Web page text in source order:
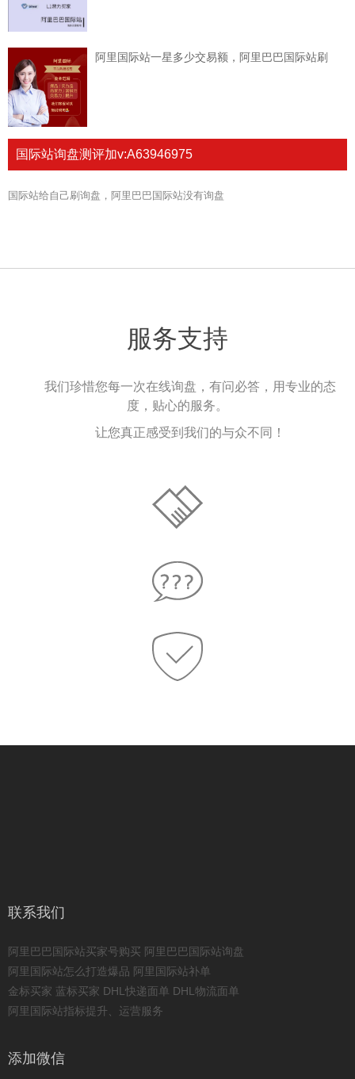
阿里国际站一星多少交易额，阿里巴巴国际站刷
国际站询盘测评加v:A63946975
国际站给自己刷询盘，阿里巴巴国际站没有询盘
服务支持
我们珍惜您每一次在线询盘，有问必答，用专业的态
度，贴心的服务。
让您真正感受到我们的与众不同！
联系我们
阿里巴巴国际站买家号购买 阿里巴巴国际站询盘
阿里国际站怎么打造爆品 阿里国际站补单
金标买家 蓝标买家 DHL快递面单 DHL物流面单
阿里国际站指标提升、运营服务
添加微信